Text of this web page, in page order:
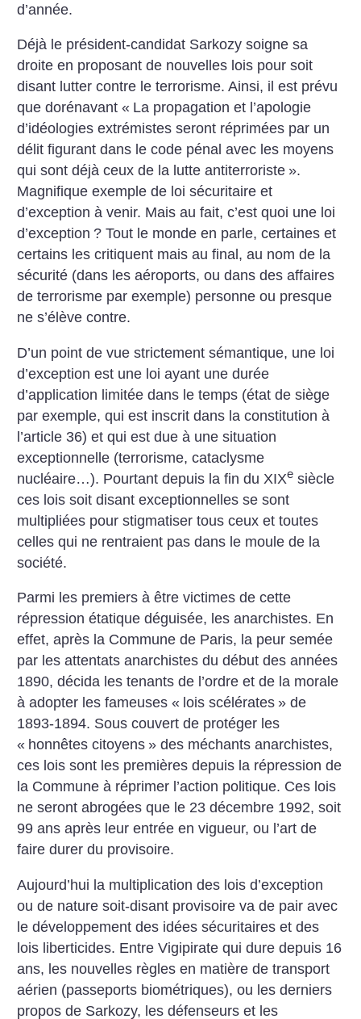
d’année.
Déjà le président-candidat Sarkozy soigne sa
droite en proposant de nouvelles lois pour soit
disant lutter contre le terrorisme. Ainsi, il est prévu
que dorénavant « La propagation et l’apologie
d’idéologies extrémistes seront réprimées par un
délit figurant dans le code pénal avec les moyens
qui sont déjà ceux de la lutte antiterroriste ».
Magnifique exemple de loi sécuritaire et
d’exception à venir. Mais au fait, c’est quoi une loi
d’exception ? Tout le monde en parle, certaines et
certains les critiquent mais au final, au nom de la
sécurité (dans les aéroports, ou dans des affaires
de terrorisme par exemple) personne ou presque
ne s’élève contre.
D’un point de vue strictement sémantique, une loi
d’exception est une loi ayant une durée
d’application limitée dans le temps (état de siège
par exemple, qui est inscrit dans la constitution à
l’article 36) et qui est due à une situation
exceptionnelle (terrorisme, cataclysme
nucléaire…). Pourtant depuis la fin du XIXe siècle
ces lois soit disant exceptionnelles se sont
multipliées pour stigmatiser tous ceux et toutes
celles qui ne rentraient pas dans le moule de la
société.
Parmi les premiers à être victimes de cette
répression étatique déguisée, les anarchistes. En
effet, après la Commune de Paris, la peur semée
par les attentats anarchistes du début des années
1890, décida les tenants de l’ordre et de la morale
à adopter les fameuses « lois scélérates » de
1893-1894. Sous couvert de protéger les
« honnêtes citoyens » des méchants anarchistes,
ces lois sont les premières depuis la répression de
la Commune à réprimer l’action politique. Ces lois
ne seront abrogées que le 23 décembre 1992, soit
99 ans après leur entrée en vigueur, ou l’art de
faire durer du provisoire.
Aujourd’hui la multiplication des lois d’exception
ou de nature soit-disant provisoire va de pair avec
le développement des idées sécuritaires et des
lois liberticides. Entre Vigipirate qui dure depuis 16
ans, les nouvelles règles en matière de transport
aérien (passeports biométriques), ou les derniers
propos de Sarkozy, les défenseurs et les